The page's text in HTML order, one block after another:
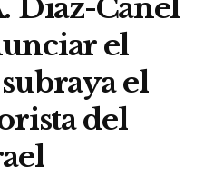
Díaz-Canel
el
el
del